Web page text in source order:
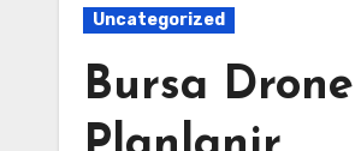
Uncategorized
Bursa